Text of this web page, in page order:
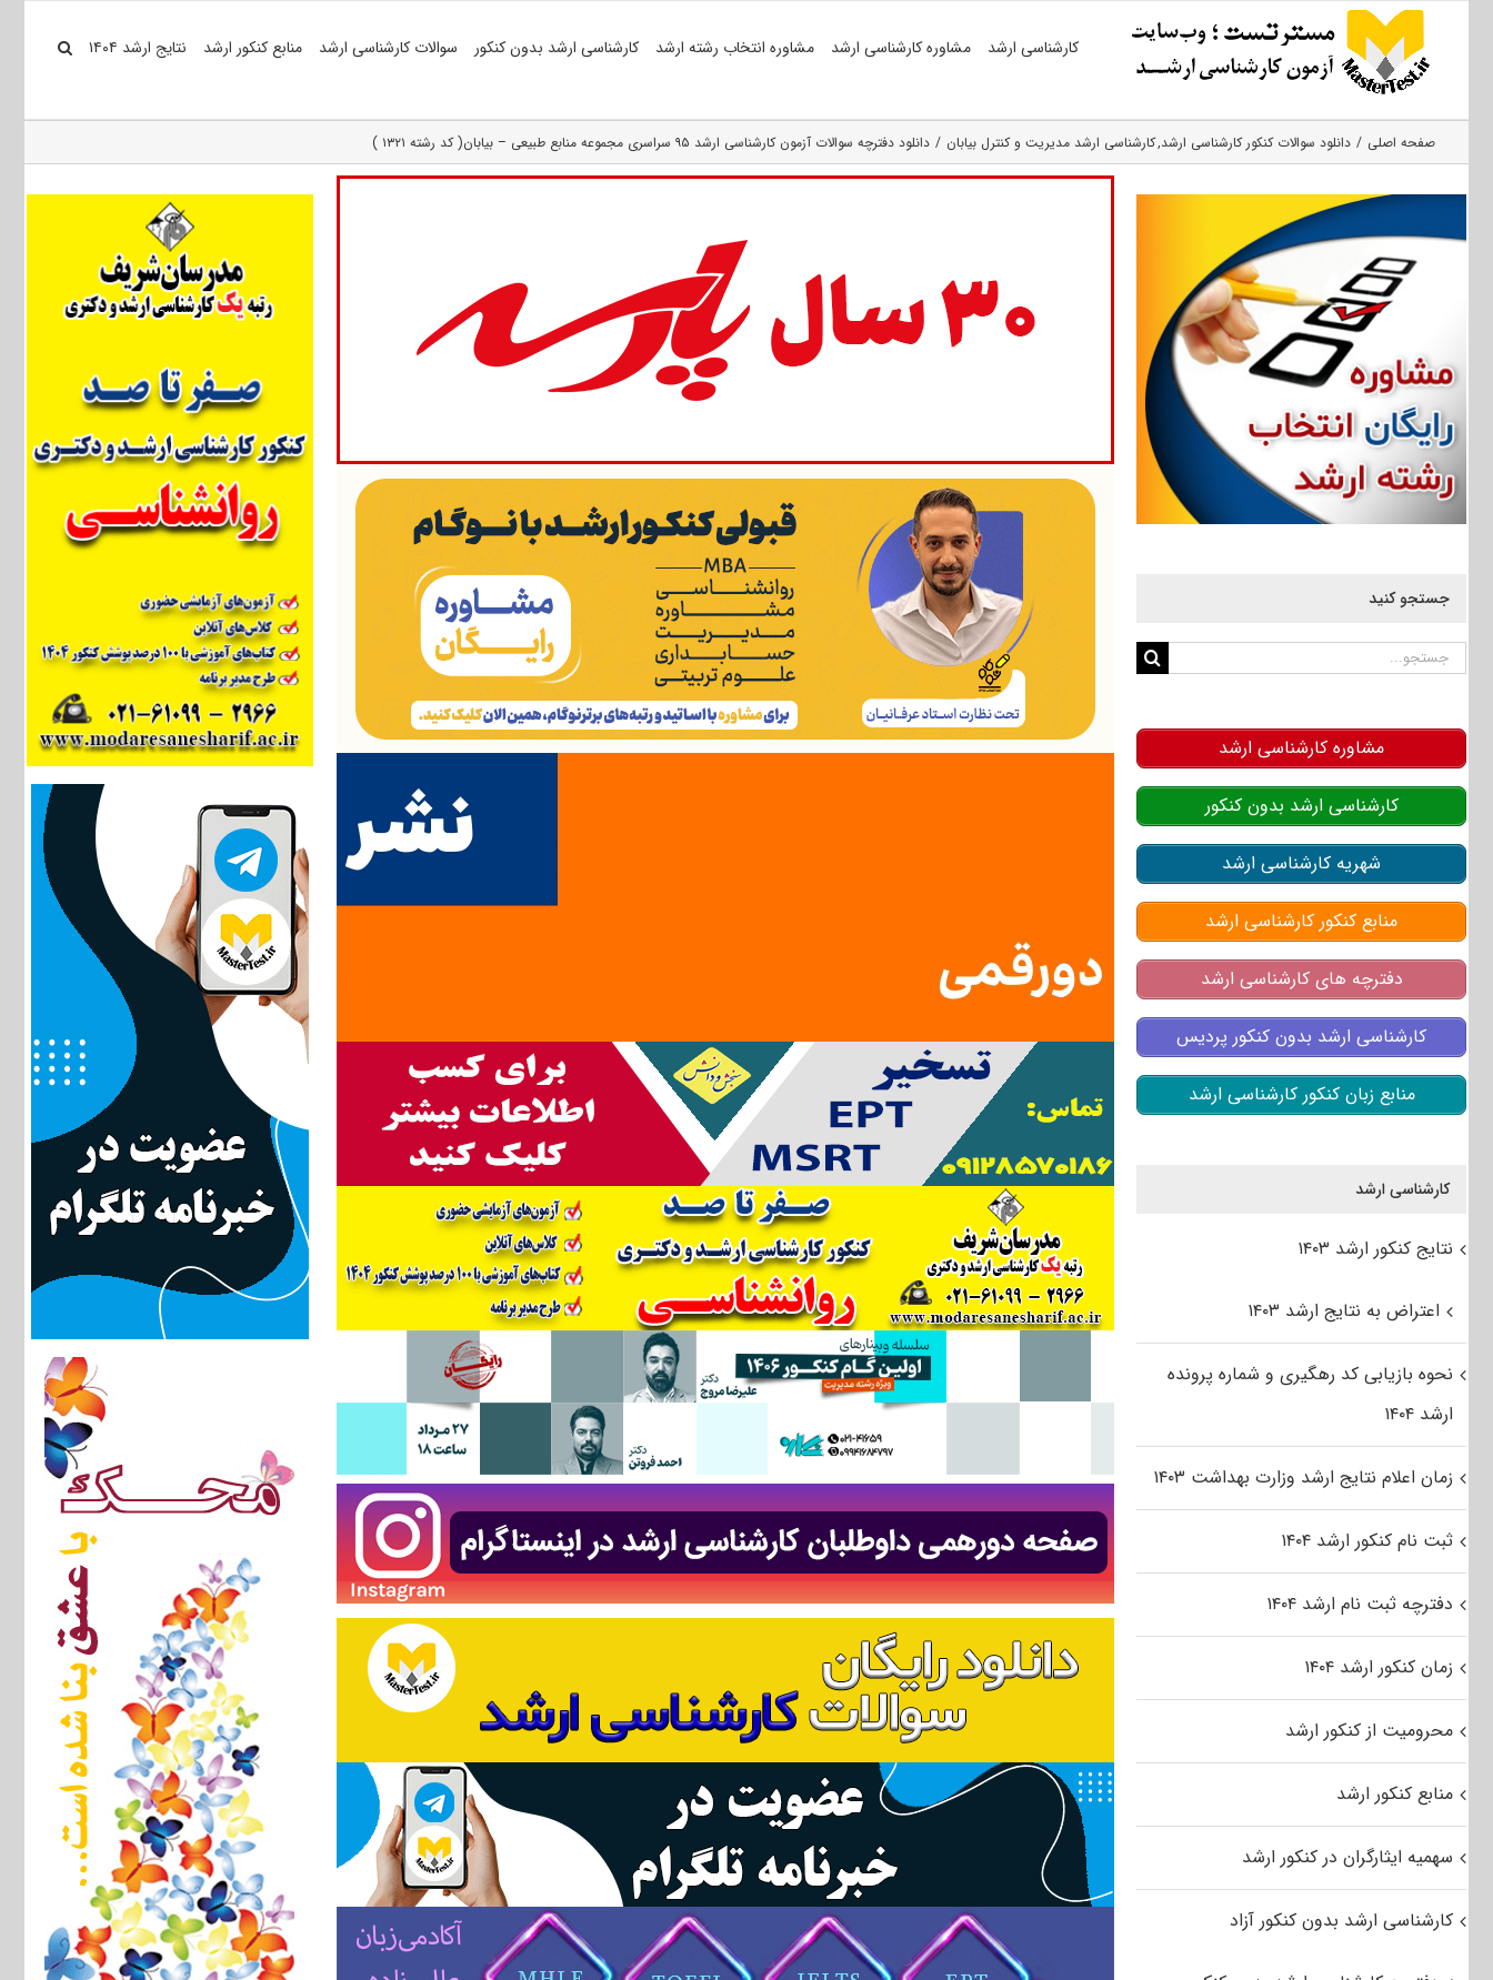
کارشناسی ارشد مشاوره کارشناسی ارشد مشاوره انتخاب رشته ارشد کارشناسی ارشد بدون کنکور سوالات کارشناسی ارشد منابع کنکور ارشد نتایج ارشد ۱۴۰۴
صفحه اصلی دانلود سوالات کنکور کارشناسی ارشد کارشناسی ارشد مدیریت و کنترل بیابان دانلود دفترچه سوالات آزمون کارشناسی ارشد ۹۵ سراسری مجموعه منابع طبیعی – بیابان( کد رشته ۱۳۲۱ )
جستجو کنید
جستجو
مشاوره کارشناسی ارشد
کارشناسی ارشد بدون کنکور
شهریه کارشناسی ارشد
منابع کنکور کارشناسی ارشد
دفترچه های کارشناسی ارشد
کارشناسی ارشد بدون کنکور پردیس
منابع زبان کنکور کارشناسی ارشد
کارشناسی ارشد
نتایج کنکور ارشد ۱۴۰۳
اعتراض به نتایج ارشد ۱۴۰۳
نحوه بازیابی کد رهگیری و شماره پرونده
ارشد ۱۴۰۴
زمان اعلام نتایج ارشد وزارت بهداشت ۱۴۰۳
ثبت نام کنکور ارشد ۱۴۰۴
دفترچه ثبت نام ارشد ۱۴۰۴
زمان کنکور ارشد ۱۴۰۴
محرومیت از کنکور ارشد
منابع کنکور ارشد
سهمیه ایثارگران در کنکور ارشد
کارشناسی ارشد بدون کنکور آزاد